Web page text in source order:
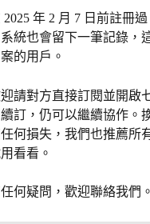
年 2 月 7 日前註冊過
統也會留下一筆記錄，
的用戶。
請對方直接訂閱並開啟
訂，仍可以繼續協作。
何損失，我們也推薦所
看看。
何疑問，歡迎聯絡我們。